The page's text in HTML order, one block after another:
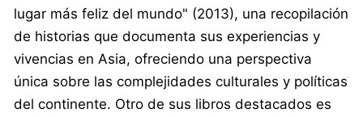
lugar más feliz del mundo" (2013), una recopilación
de historias que documenta sus experiencias y
vivencias en Asia, ofreciendo una perspectiva
única sobre las complejidades culturales y políticas
del continente. Otro de sus libros destacados es